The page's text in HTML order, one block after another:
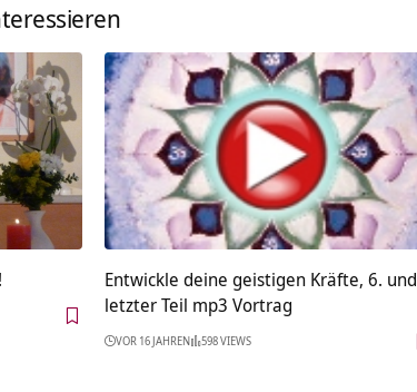
Entwickle deine geistigen Kräfte, 6. und
letzter Teil mp3 Vortrag
VOR 16 JAHREN 598 VIEWS